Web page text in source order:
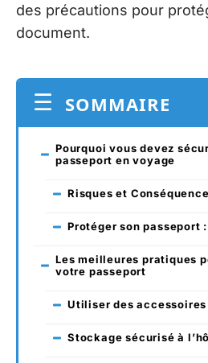
des précautions pour
document.
SOMMAIRE
Pourquoi vous devez
passeport en voyage
Risques et
Protéger son passeport
Les meilleures pratiques
votre passeport
Utiliser des
Stockage sécurisé à